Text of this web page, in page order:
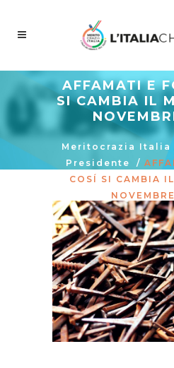
AFFAMATI E
SI CAMBIA IL
Meritocrazia Italia
Presidente
/
COSÍ SI CAMBIA